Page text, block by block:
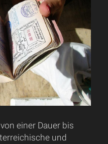
einer Dauer bis
und